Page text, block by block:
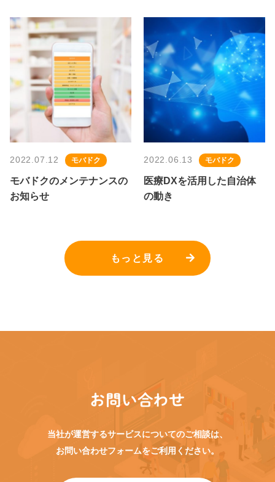
2022.07.12 モバドク
モバドクのメンテナンスの
お知らせ
2022.06.13 モバドク
医療DXを活用した自治体
の動き
もっと見る
お問い合わせ
当社が運営するサービスについてのご相談は、
お問い合わせフォームをご利用ください。